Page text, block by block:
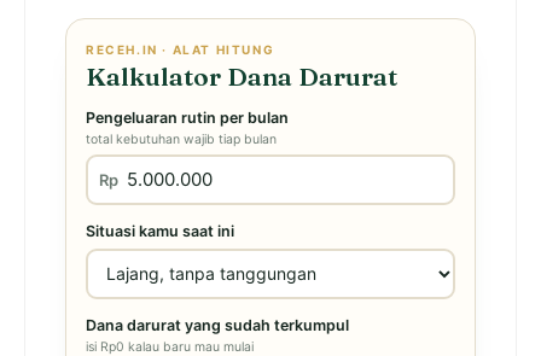
RECEH.IN · ALAT HITUNG
Kalkulator Dana Darurat
Pengeluaran rutin per bulan
total kebutuhan wajib tiap bulan
Rp
Situasi kamu saat ini
Dana darurat yang sudah terkumpul
isi Rp0 kalau baru mau mulai